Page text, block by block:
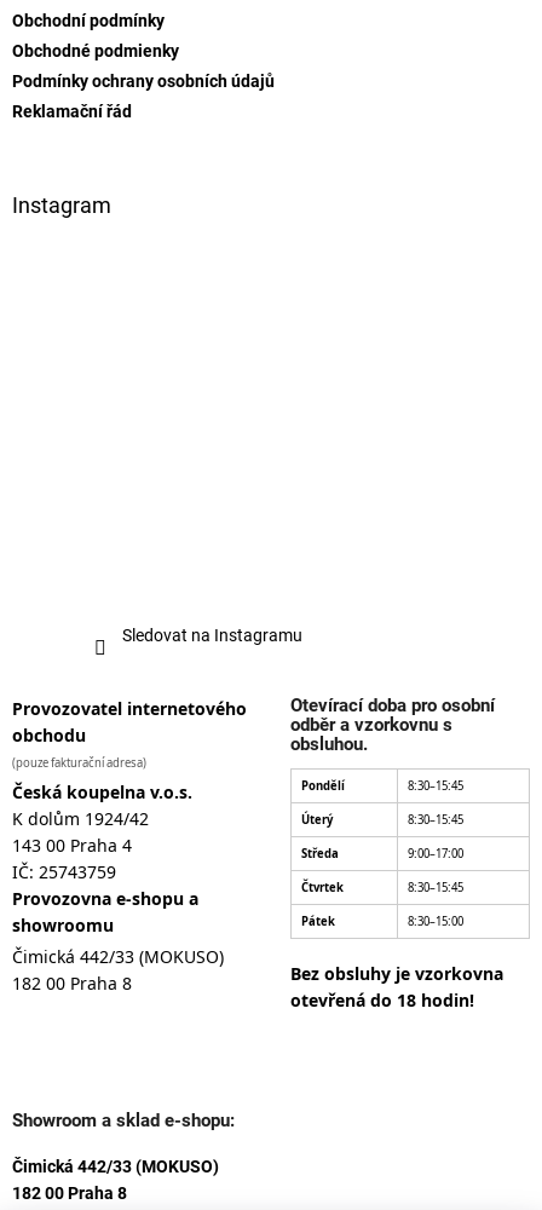
Obchodní podmínky
Obchodné podmienky
Podmínky ochrany osobních údajů
Reklamační řád
Instagram
Sledovat na Instagramu
Provozovatel internetového
obchodu
(pouze fakturační adresa)
Česká koupelna v.o.s.
K dolům 1924/42
143 00 Praha 4
IČ: 25743759
Provozovna e-shopu a
showroomu
Čimická 442/33 (MOKUSO)
182 00 Praha 8
Otevírací doba pro osobní
odběr a vzorkovnu s
obsluhou.
Pondělí 8:30–15:45
Úterý 8:30–15:45
Středa 9:00–17:00
Čtvrtek 8:30–15:45
Pátek 8:30–15:00
Bez obsluhy je vzorkovna
otevřená do 18 hodin!
Showroom a sklad e-shopu:
Čimická 442/33 (MOKUSO)
182 00 Praha 8